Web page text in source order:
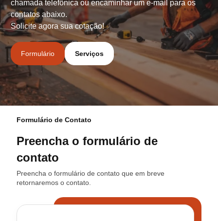
chamada telefônica ou encaminhar um e-mail para os
contatos abaixo.
Solicite agora sua cotação!
Formulário Serviços
Formulário de Contato
Preencha o formulário de
contato
Preencha o formulário de contato que em breve
retornaremos o contato.